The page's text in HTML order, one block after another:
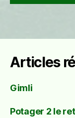
Articles
Gimli
Potager 2 le